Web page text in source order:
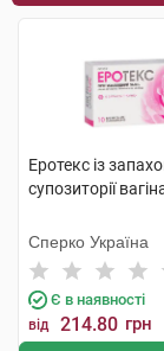
Еротекс із
супозиторії
Сперко Україна
Є в наявності
від 214.80 грн